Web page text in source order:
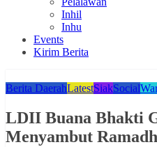
Inhil
Inhu
Events
Kirim Berita
Berita DaerahLatestSiakSocial
LDII Buana Bhakti
Menyambut